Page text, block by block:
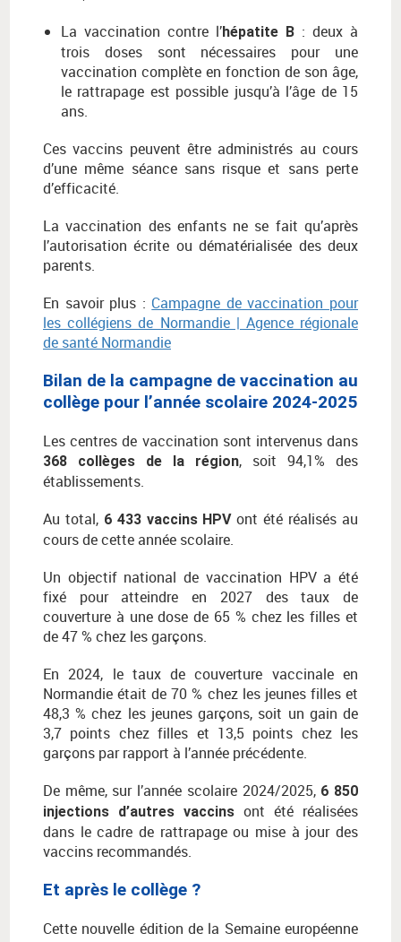
La vaccination contre l’hépatite B : deux à
trois doses sont nécessaires pour une
vaccination complète en fonction de son âge,
le rattrapage est possible jusqu’à l’âge de 15
ans.
Ces vaccins peuvent être administrés au cours
d’une même séance sans risque et sans perte
d’efficacité.
La vaccination des enfants ne se fait qu’après
l’autorisation écrite ou dématérialisée des deux
parents.
En savoir plus : Campagne de vaccination pour
les collégiens de Normandie | Agence régionale
de santé Normandie
Bilan de la campagne de vaccination au
collège pour l’année scolaire 2024-2025
Les centres de vaccination sont intervenus dans
368 collèges de la région, soit 94,1% des
établissements.
Au total, 6 433 vaccins HPVont été réalisés au
cours de cette année scolaire.
Un objectif national de vaccination HPV a été
fixé pour atteindre en 2027 des taux de
couverture à une dose de 65 % chez les filles et
de 47 % chez les garçons.
En 2024, le taux de couverture vaccinale en
Normandie était de 70 % chez les jeunes filles et
48,3 % chez les jeunes garçons, soit un gain de
3,7 points chez filles et 13,5 points chez les
garçons par rapport à l’année précédente.
De même, sur l’année scolaire 2024/2025, 6 850
injections d’autres vaccins ont été réalisées
dans le cadre de rattrapage ou mise à jour des
vaccins recommandés.
Et après le collège ?
Cette nouvelle édition de la Semaine européenne